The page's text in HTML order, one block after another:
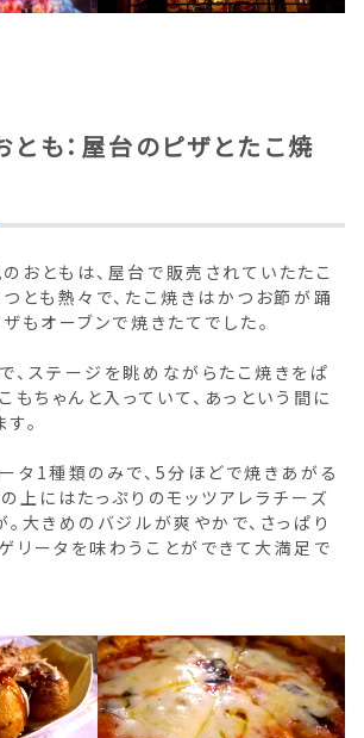
とも：屋台のピザとたこ焼
おともは、屋台で販売されていたたこ
つとも熱々で、たこ焼きはかつお節が踊
もオーブンで焼きたてでした。
、ステージを眺めながらたこ焼きをぱ
もちゃんと入っていて、あっという間に
。
タ1種類のみで、5分ほどで焼きあがる
の上にはたっぷりのモッツアレラチーズ
。大きめのバジルが爽やかで、さっぱり
リータを味わうことができて大満足で